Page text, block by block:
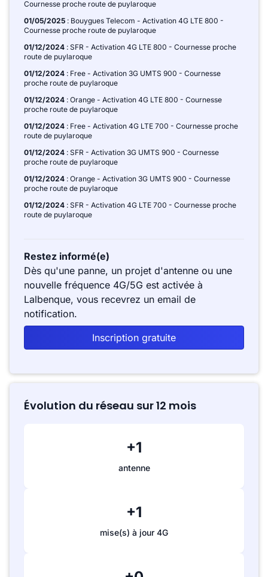
Cournesse proche route de puylaroque
01/05/2025 : Bouygues Telecom - Activation 4G LTE 800 -
Cournesse proche route de puylaroque
01/12/2024 : SFR - Activation 4G LTE 800 - Cournesse proche
route de puylaroque
01/12/2024 : Free - Activation 3G UMTS 900 - Cournesse
proche route de puylaroque
01/12/2024 : Orange - Activation 4G LTE 800 - Cournesse
proche route de puylaroque
01/12/2024 : Free - Activation 4G LTE 700 - Cournesse proche
route de puylaroque
01/12/2024 : SFR - Activation 3G UMTS 900 - Cournesse
proche route de puylaroque
01/12/2024 : Orange - Activation 3G UMTS 900 - Cournesse
proche route de puylaroque
01/12/2024 : SFR - Activation 4G LTE 700 - Cournesse proche
route de puylaroque
Restez informé(e)
Dès qu'une panne, un projet d'antenne ou une
nouvelle fréquence 4G/5G est activée à
Lalbenque, vous recevrez un email de
notification.
Inscription gratuite
Évolution du réseau sur 12 mois
+1
antenne
+1
mise(s) à jour 4G